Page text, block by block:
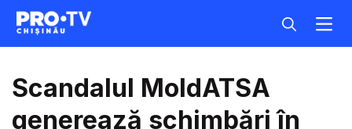
Scandalul MoldATSA
generează schimbări în